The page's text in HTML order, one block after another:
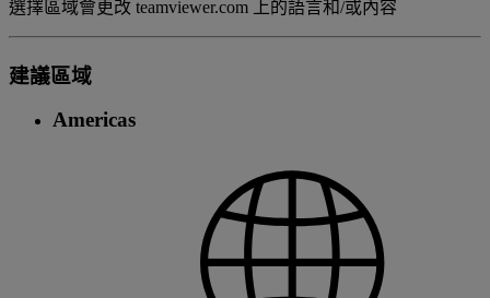
選擇區域會更改 teamviewer.com 上的語言和/或內容
建議區域
Americas